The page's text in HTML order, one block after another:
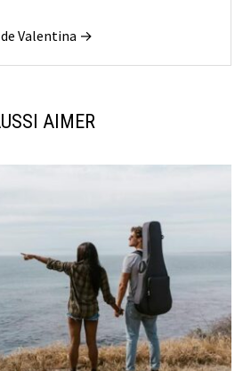
Valentina →
AIMER